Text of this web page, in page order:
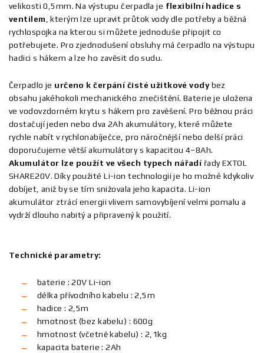
velikosti 0,5mm. Na výstupu čerpadla je flexibilní hadice s
ventilem , kterým lze upravit průtok vody dle potřeby a běžná
rychlospojka na kterou si můžete jednoduše připojit co
potřebujete. Pro zjednodušení obsluhy má čerpadlo na výstupu
hadici s hákem a lze ho zavěsit do sudu.
Čerpadlo je určeno k čerpání čisté užitkové vodybez
obsahu jakéhokoli mechanického znečištění. Baterie je uložena
ve vodovzdorném krytu s hákem pro zavěšení. Pro běžnou práci
dostačují jeden nebo dva 2Ah akumulátory, které můžete
rychle nabít v rychlonabíječce, pro náročnější nebo delší práci
doporučujeme větší akumulátory s kapacitou 4–8Ah.
Akumulátor lze použít ve všech typech nářadířady EXTOL
SHARE20V. Díky použité Li-ion technologii je ho možné kdykoliv
dobíjet, aniž by se tím snižovala jeho kapacita. Li-ion
akumulátor ztrácí energii vlivem samovybíjení velmi pomalu a
vydrží dlouho nabitý a připravený k použití.
Technické parametry:
baterie : 20V Li-ion
délka přívodního kabelu : 2,5m
hadice : 2,5m
hmotnost (bez kabelu) : 600g
hmotnost (včetně kabelu) : 2,1kg
kapacita baterie : 2Ah